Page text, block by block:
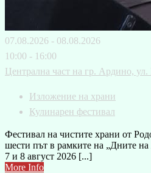
07.08.2026 - 08.08.2026
10:00 - 16:00
Централна част на гр. Ардино, ул.
Изложение на храни
Кулинарен фестивал
Фестивал на чистите храни от
шести път в рамките на „Дните
7 и 8 август 2026 [...]
More Info